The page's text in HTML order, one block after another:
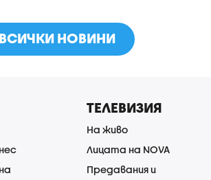
ВСИЧКИ НОВИНИ
ТЕЛЕВИЗИЯ
На живо
Лицата на NOVA
Предавания и